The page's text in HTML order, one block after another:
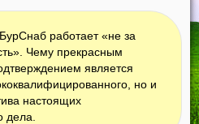
работает «не за
Чему прекрасным
является
но и
настоящих
дела.